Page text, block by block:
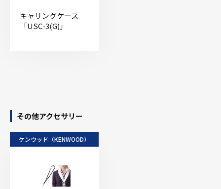
キャリングケース
「USC-3(G)」
その他アクセサリー
ケンウッド（KENWOOD）